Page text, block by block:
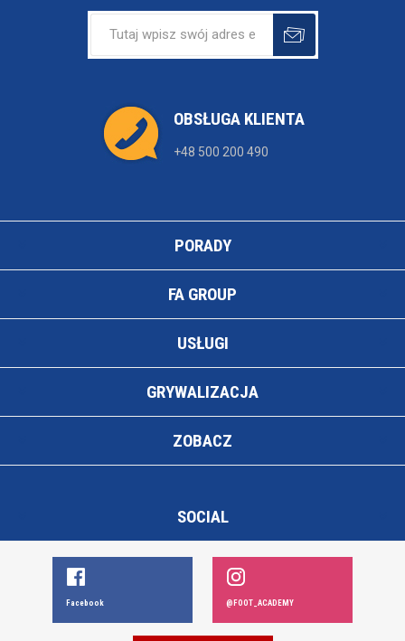
OBSŁUGA KLIENTA
+48 500 200 490
PORADY
FA GROUP
USŁUGI
GRYWALIZACJA
ZOBACZ
SOCIAL
Facebook @FOOT_ACADEMY